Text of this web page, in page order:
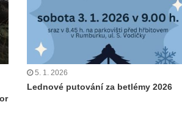
5. 1. 2026
Lednové putování za betlémy 2026